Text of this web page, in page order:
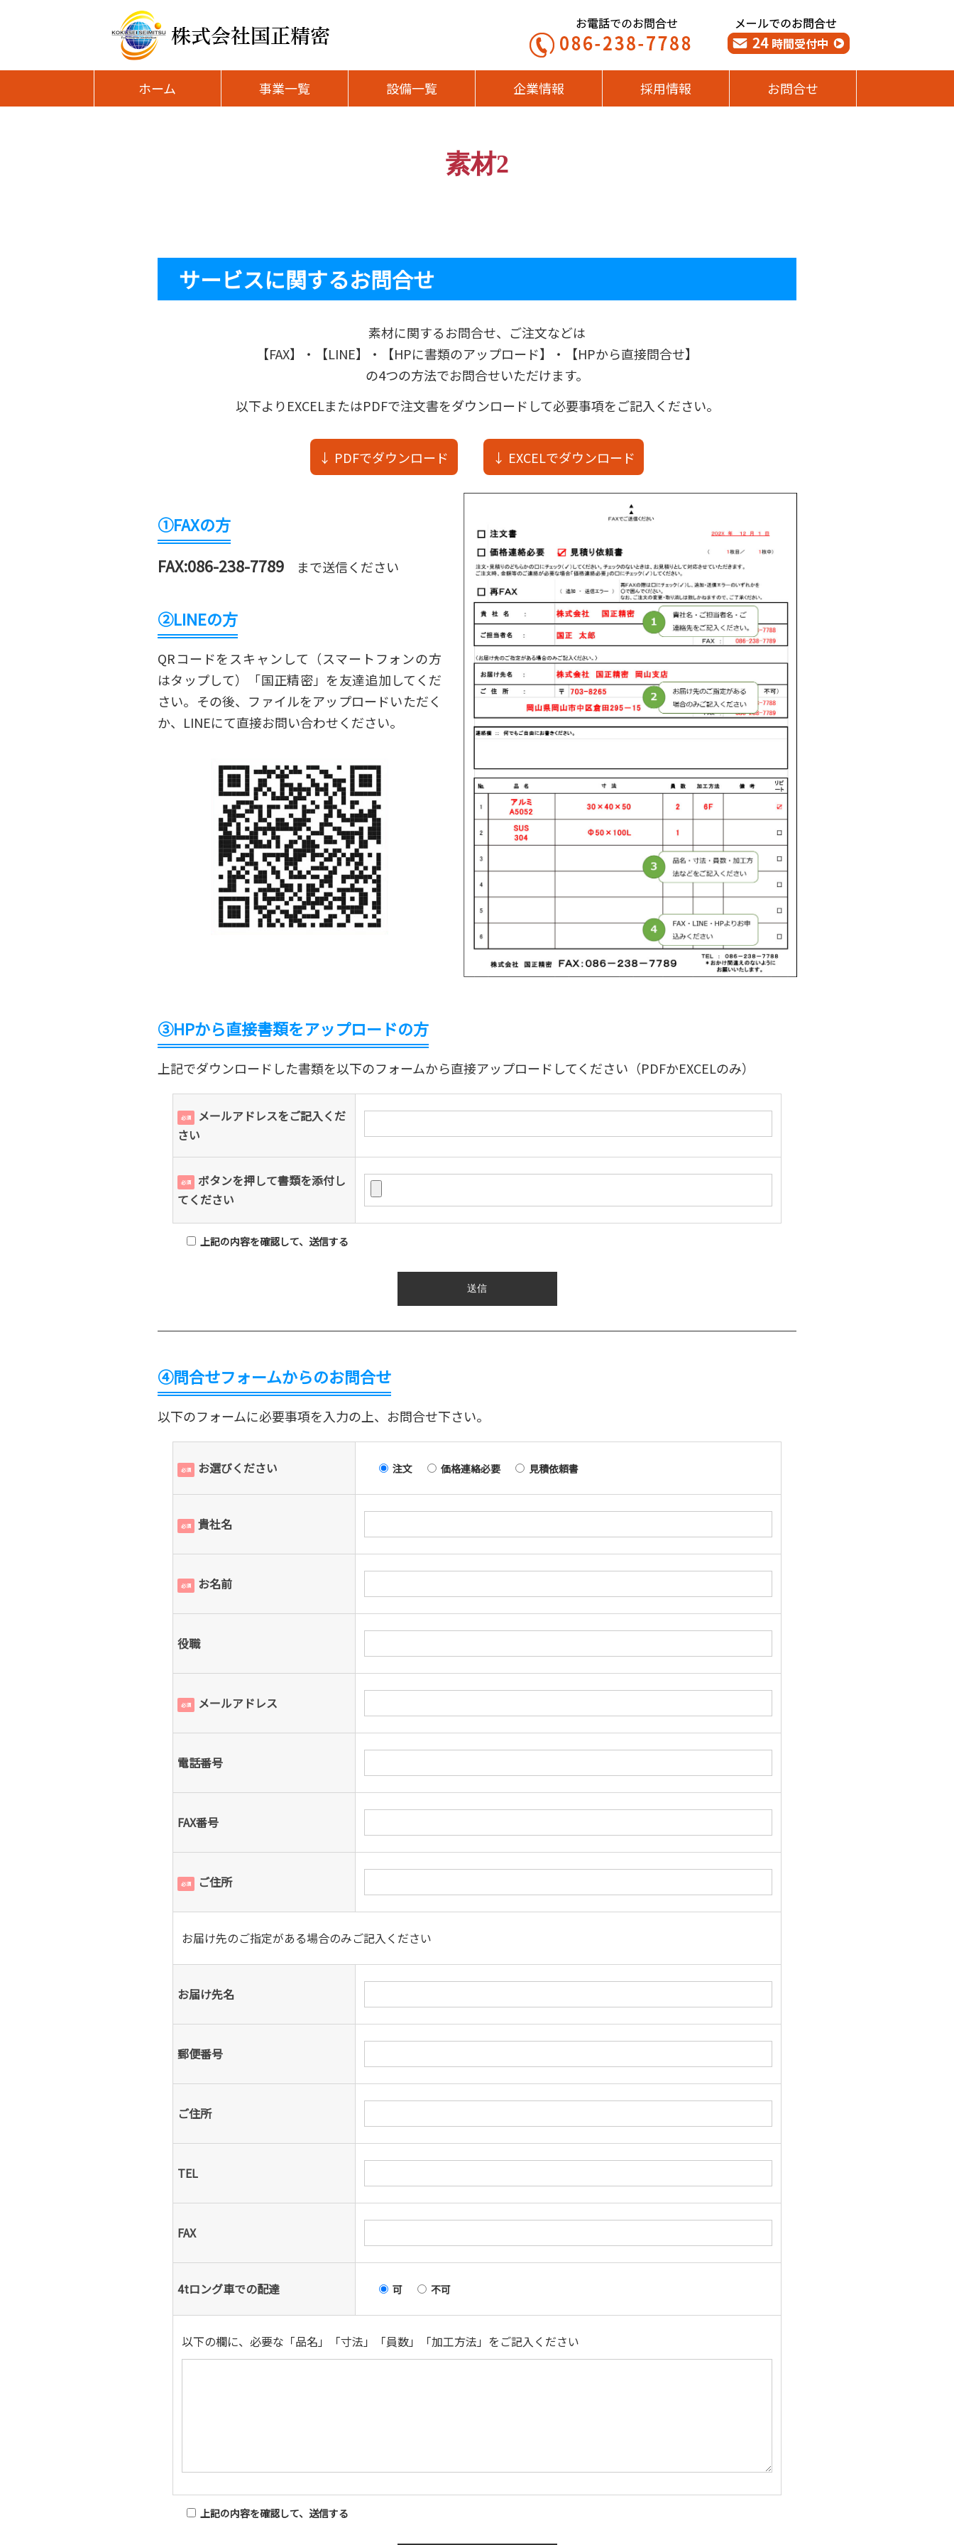
ホーム 事業一覧 設備一覧 企業情報 採用情報 お問合せ
素材2
サービスに関するお問合せ
素材に関するお問合せ、ご注文などは
【FAX】・【LINE】・【HPに書類のアップロード】・【HPから直接問合せ】
の4つの方法でお問合せいただけます。
以下よりEXCELまたはPDFで注文書をダウンロードして必要事項をご記入ください。
↓ PDFでダウンロード ↓ EXCELでダウンロード
①FAXの方
FAX:086-238-7789 まで送信ください
②LINEの方
QRコードをスキャンして（スマートフォンの方
はタップして）「国正精密」を友達追加してくだ
さい。その後、ファイルをアップロードいただく
か、LINEにて直接お問い合わせください。
③HPから直接書類をアップロードの方
上記でダウンロードした書類を以下のフォームから直接アップロードしてください（PDFかEXCELのみ）
必須
メールアドレスをご記入くだ
さい
必須
ボタンを押して書類を添付し
てください
上記の内容を確認して、送信する
④問合せフォームからのお問合せ
以下のフォームに必要事項を入力の上、お問合せ下さい。
必須 お選びください 注文 価格連絡必要 見積依頼書
必須 貴社名
必須 お名前
役職
必須 メールアドレス
電話番号
FAX番号
必須 ご住所
お届け先のご指定がある場合のみご記入ください
お届け先名
郵便番号
ご住所
TEL
FAX
4tロング車での配達 可 不可
以下の欄に、必要な「品名」「寸法」「員数」「加工方法」をご記入ください
上記の内容を確認して、送信する